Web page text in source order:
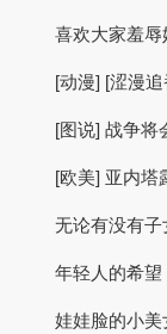
喜欢大家羞辱
[动漫] [涩漫
[图说] 战争将
[欧美] 亚内塔
无论有没有
年轻人的希
娃娃脸的小美